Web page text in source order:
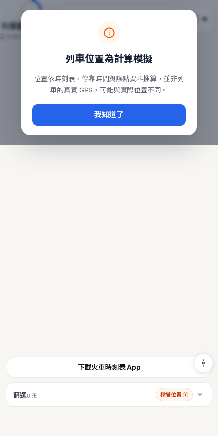
台鐵列車即時位置地圖
本頁顯示目前全台鐵運行中的列車位置，涵蓋自強、普悠瑪、
常用查詢：
、台中車站即時動態
台鐵即時動態
下載火車時刻表 App
篩選0 班 模擬位置 ⓘ
列車位置為計算模擬
位置依時刻表、停靠時間與誤點資料推算，並非列
車的真實 GPS，可能與實際位置不同。
我知道了
列車動態載入中…